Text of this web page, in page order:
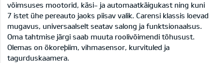
võimsuses mootorid, käsi- ja automaatkäigukast ning kuni
7 istet ühe pereauto jaoks piisav valik. Carensi klassis loevad
mugavus, universaalselt seatav salong ja funktsionaalsus.
Oma tahtmise järgi saab muuta roolivõimendi tõhusust.
Olemas on ökoreþiim, vihmasensor, kurvituled ja
tagurduskaamera.